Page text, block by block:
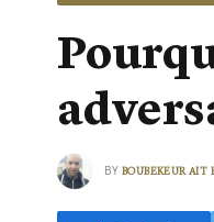
BY BOUBEKEUR AIT